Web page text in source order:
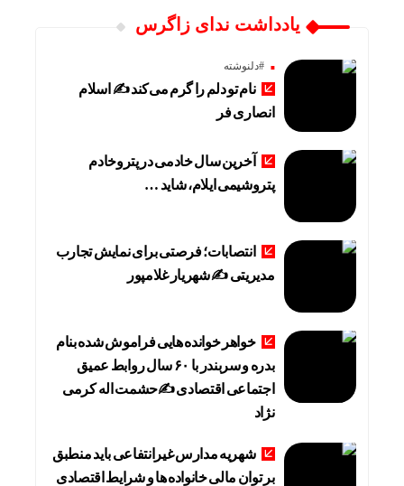
یادداشت ندای زاگرس
#دلنوشته
نام تو دلم را گرم می‌کند ✍️ اسلام
انصاری فر
آخرین سال خادمی در پتروخادم
پتروشیمی ایلام، شاید …
انتصابات؛ فرصتی برای نمایش تجارب
مدیریتی ✍ شهریار غلامپور
خواهر خوانده هایی فراموش شده بنام
بدره و سربندر با ۶۰ سال روابط عمیق
اجتماعی اقتصادی ✍حشمت اله کرمی
نژاد
شهریه مدارس غیرانتفاعی باید منطبق
بر توان مالی خانواده ها و شرایط اقتصادی